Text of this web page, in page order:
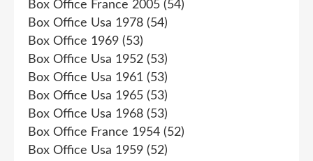
Box Office France 2005 (54)
Box Office Usa 1978 (54)
Box Office 1969 (53)
Box Office Usa 1952 (53)
Box Office Usa 1961 (53)
Box Office Usa 1965 (53)
Box Office Usa 1968 (53)
Box Office France 1954 (52)
Box Office Usa 1959 (52)